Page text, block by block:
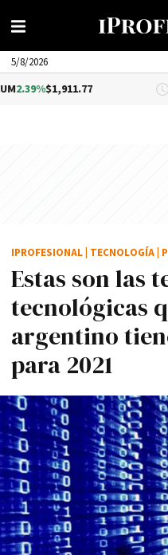
5/8/2026
Estas son las
tecnológicas
argentino
para 2021
IPROFESIONAL TECNOLOGÍA